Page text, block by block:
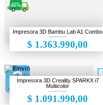
Arduino
Electrónica
Gaming
Herramientas
Impresora 3D Bambu Lab A1 Combo
$ 1.363.990,00
Impresora 3D Creality SPARKX i7
Multicolor
$ 1.091.990,00